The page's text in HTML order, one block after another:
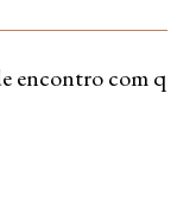
encontro com